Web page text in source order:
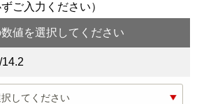
ずご入力ください）
値を選択してください